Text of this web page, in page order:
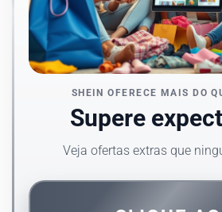
SHEIN OFERECE MAIS DO
Supere
Veja ofertas extras que